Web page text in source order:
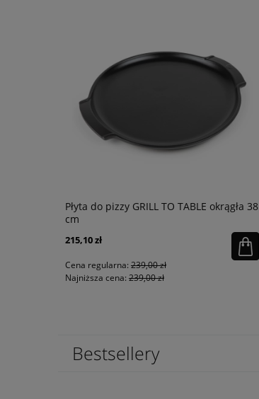
Płyta do pizzy GRILL TO TABLE okrągła 38
cm
215,10 zł
Cena regularna: 239,00 zł
Najniższa cena: 239,00 zł
Bestsellery